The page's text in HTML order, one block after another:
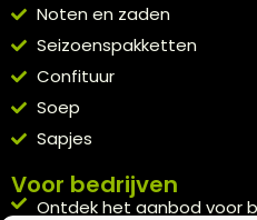
Noten en zaden
Seizoenspakketten
Confituur
Soep
Sapjes
Voor bedrijven
Ontdek het aanbod voor